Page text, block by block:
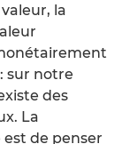
la
sur notre
des
La
de penser